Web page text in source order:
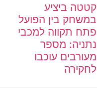
קטטה ביציע
במשחק בין הפועל
פתח תקווה למכבי
נתניה: מספר
מעורבים עוכבו
לחקירה